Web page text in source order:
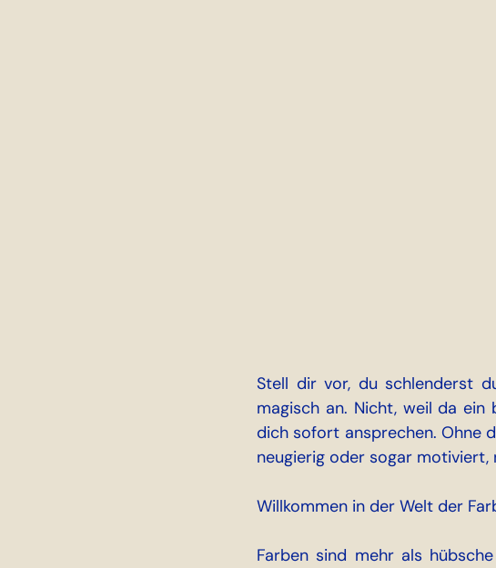
Stell dir vor, du schlenderst
magisch an. Nicht, weil da
dich sofort ansprechen. Ohne
neugierig oder sogar motiviert,
Willkommen in der Welt der
Farben sind mehr als